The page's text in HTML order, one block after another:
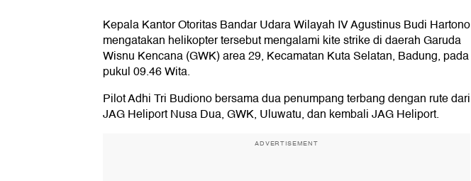
Kepala Kantor Otoritas Bandar Udara Wilayah IV Agustinus Budi Hartono
mengatakan helikopter tersebut mengalami kite strike di daerah Garuda
Wisnu Kencana (GWK) area 29, Kecamatan Kuta Selatan, Badung, pada
pukul 09.46 Wita.
Pilot Adhi Tri Budiono bersama dua penumpang terbang dengan rute dari
JAG Heliport Nusa Dua, GWK, Uluwatu, dan kembali JAG Heliport.
ADVERTISEMENT